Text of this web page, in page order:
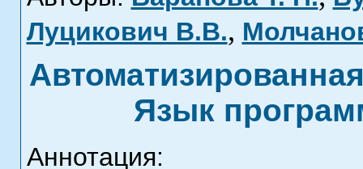
Луцикович В.В.,
Язык
Аннотация: